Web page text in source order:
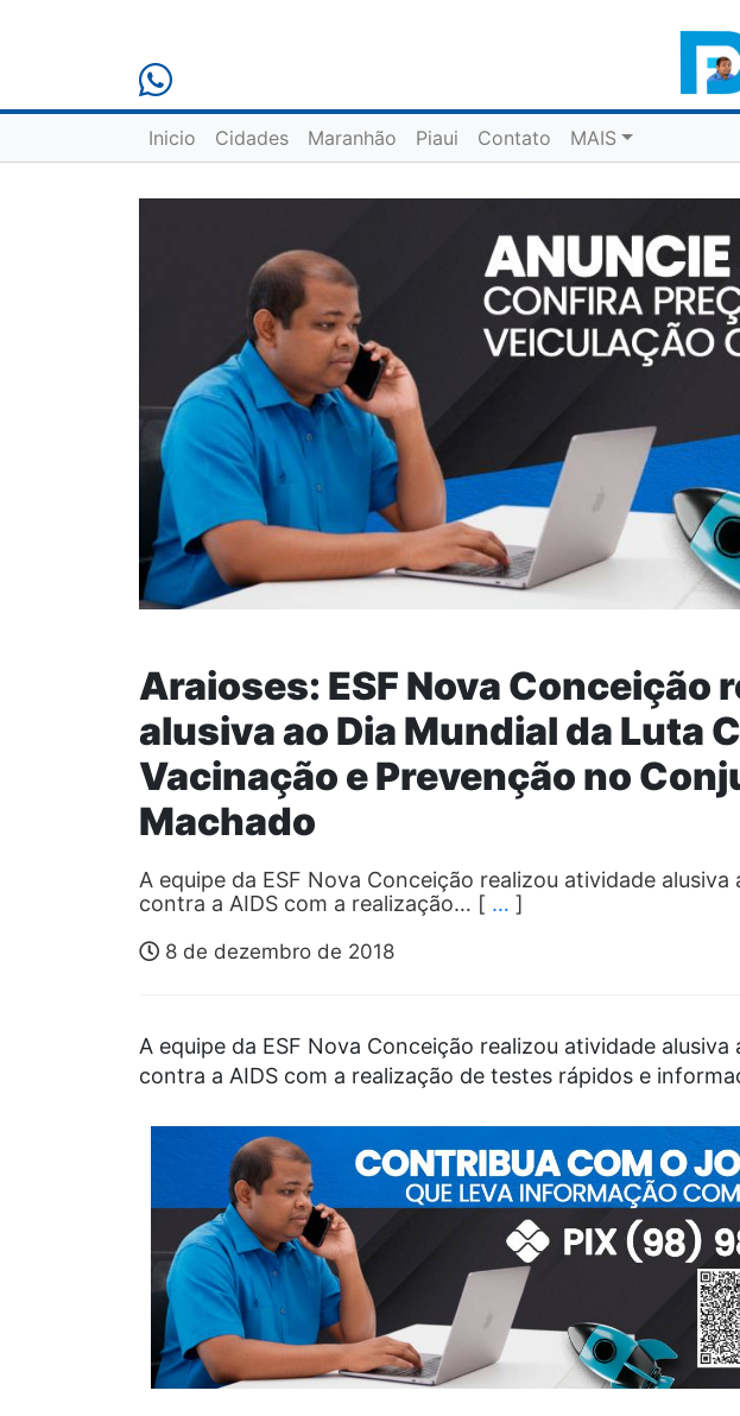
Inicio Cidades Maranhão Piaui Contato MAIS
Araioses: ESF Nova Conceição
alusiva ao Dia Mundial da Luta
Vacinação e Prevenção no
Machado
A equipe da ESF Nova Conceição realizou atividade alusiva
contra a AIDS com a realização… [ … ]
8 de dezembro de 2018
A equipe da ESF Nova Conceição realizou atividade alusiva
contra a AIDS com a realização de testes rápidos e